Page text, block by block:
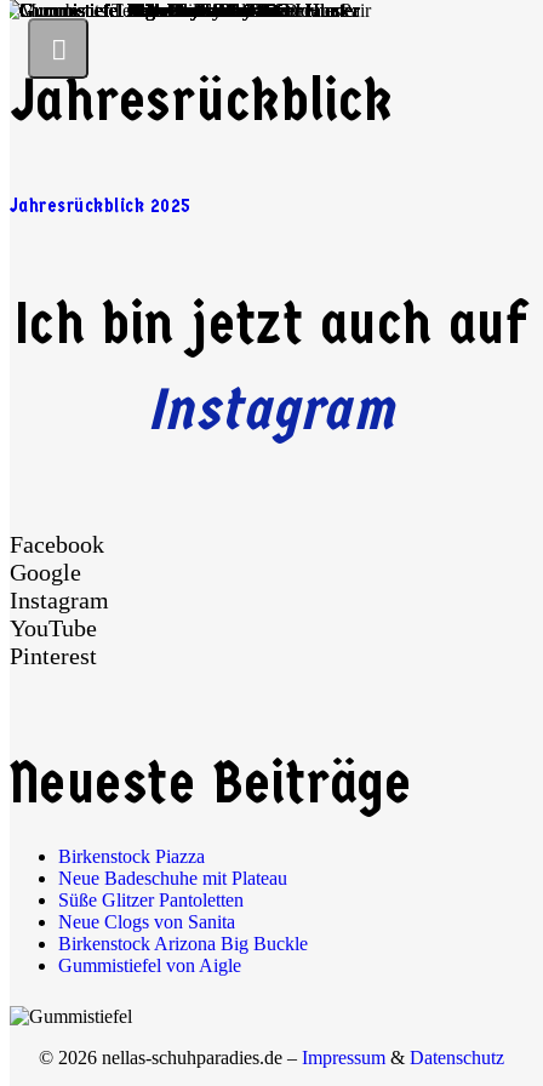
Jahresrückblick
Jahresrückblick 2025
Ich bin jetzt auch auf
Instagram
Facebook
Google
Instagram
YouTube
Pinterest
Neueste Beiträge
Birkenstock Piazza
Neue Badeschuhe mit Plateau
Süße Glitzer Pantoletten
Neue Clogs von Sanita
Birkenstock Arizona Big Buckle
Gummistiefel von Aigle
© 2026 nellas-schuhparadies.de – Impressum & Datenschutz